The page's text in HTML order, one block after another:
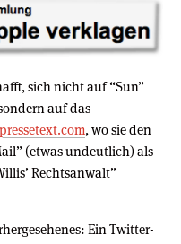
sich nicht auf “Sun”
auf das
pressetext.com, wo sie den
(etwas undeutlich) als
Rechtsanwalt”
Ein Twitter-